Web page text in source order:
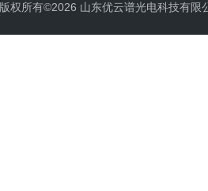
版权所有©2026 山东优云谱光电科技有